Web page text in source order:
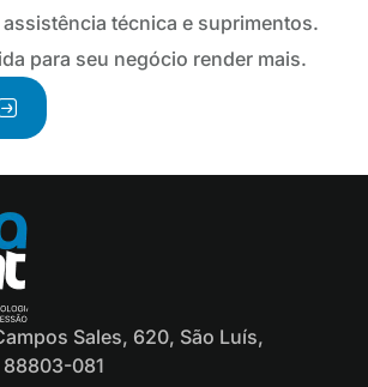
técnica e suprimentos.
para seu negócio render mais.
Sales, 620, São Luís,
081